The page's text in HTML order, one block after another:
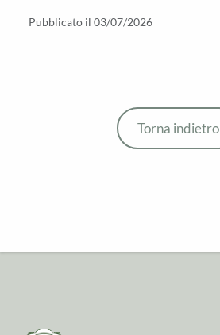
Pubblicato il 03/07/2026
Torna indietro